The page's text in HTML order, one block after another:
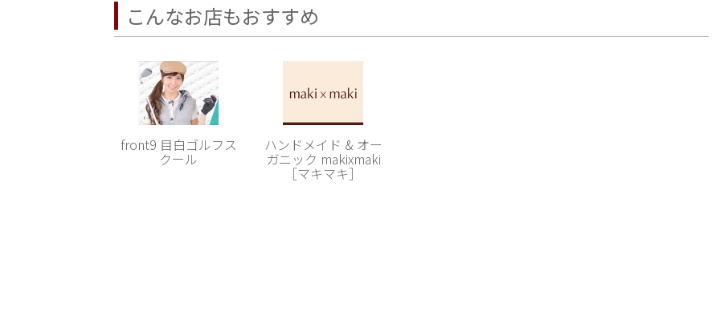
こんなお店もおすすめ
front9 目白ゴルフス
クール
ハンドメイド & オー
ガニック makixmaki
［マキマキ］